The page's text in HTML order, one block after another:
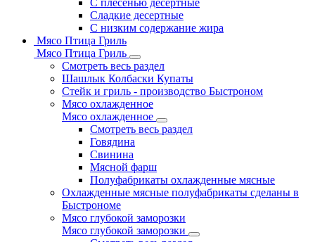
С плесенью десертные
Сладкие десертные
С низким содержание жира
Мясо Птица Гриль
Мясо Птица Гриль
Смотреть весь раздел
Шашлык Колбаски Купаты
Стейк и гриль - производство Быстроном
Мясо охлажденное
Мясо охлажденное
Смотреть весь раздел
Говядина
Свинина
Мясной фарш
Полуфабрикаты охлажденные мясные
Охлажденные мясные полуфабрикаты сделаны в
Быстрономе
Мясо глубокой заморозки
Мясо глубокой заморозки